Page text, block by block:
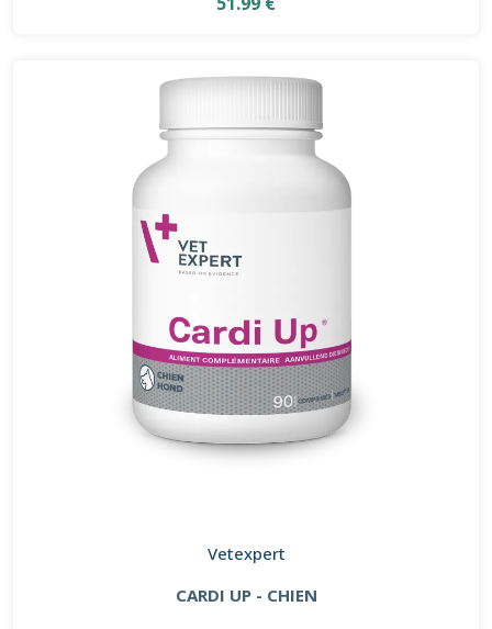
Vetexpert
CARDI UP - CHIEN